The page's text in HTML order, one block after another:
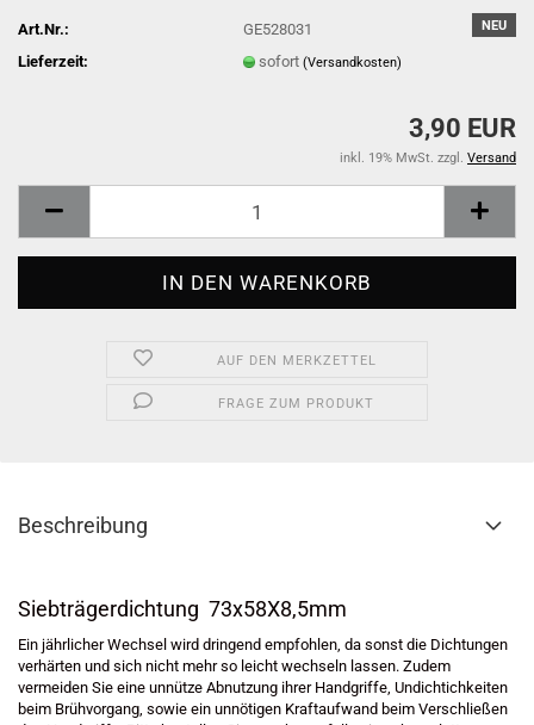
NEU
Art.Nr.:
GE528031
Lieferzeit:
sofort(Versandkosten)
3,90 EUR
inkl. 19% MwSt. zzgl. Versand
AUF DEN MERKZETTEL
FRAGE ZUM PRODUKT
Beschreibung
Siebträgerdichtung 73x58X8,5mm
Ein jährlicher Wechsel wird dringend empfohlen, da sonst die Dichtungen
verhärten und sich nicht mehr so leicht wechseln lassen. Zudem
vermeiden Sie eine unnütze Abnutzung ihrer Handgriffe, Undichtichkeiten
beim Brühvorgang, sowie ein unnötigen Kraftaufwand beim Verschließen